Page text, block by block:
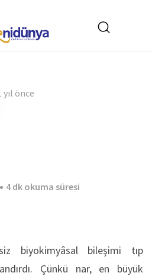
yıl önce
4 dk okuma süresi
biyokimyâsal bileşimi tıp
Çünkü nar, en büyük